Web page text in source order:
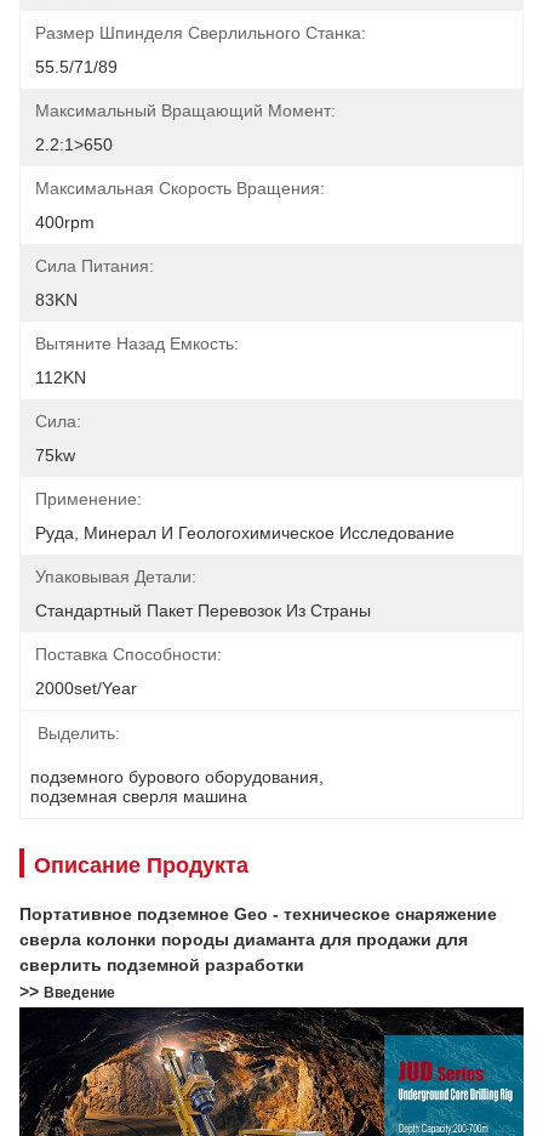
Размер Шпинделя Сверлильного Станка:
55.5/71/89
Максимальный Вращающий Момент:
2.2:1>650
Максимальная Скорость Вращения:
400rpm
Сила Питания:
83KN
Вытяните Назад Емкость:
112KN
Сила:
75kw
Применение:
Руда, Минерал И Геологохимическое Исследование
Упаковывая Детали:
Стандартный Пакет Перевозок Из Страны
Поставка Способности:
2000set/year
Выделить:
подземного бурового оборудования
подземная сверля машина
Описание Продукта
Портативное подземное Geo - техническое снаряжение
сверла колонки породы диаманта для продажи для
сверлить подземной разработки
>> Введение